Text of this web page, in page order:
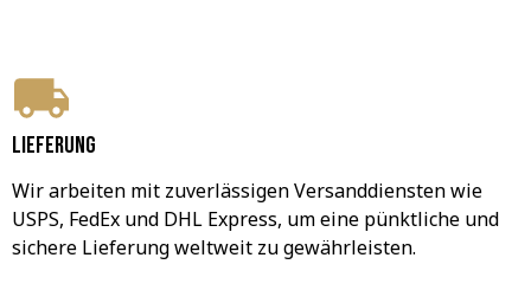
Lieferung
Wir arbeiten mit zuverlässigen Versanddiensten wie
USPS, FedEx und DHL Express, um eine pünktliche und
sichere Lieferung weltweit zu gewährleisten.